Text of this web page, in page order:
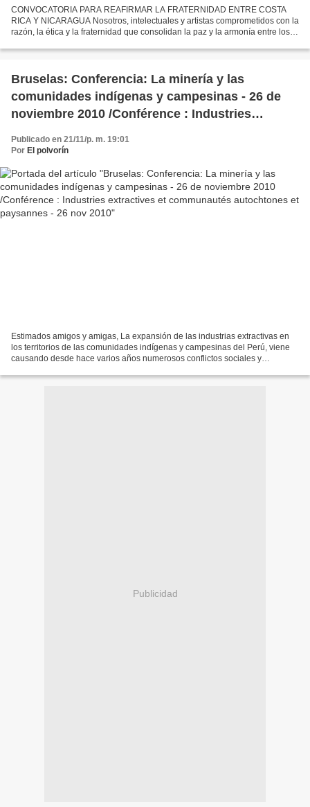
CONVOCATORIA PARA REAFIRMAR LA FRATERNIDAD ENTRE COSTA
RICA Y NICARAGUA Nosotros, intelectuales y artistas comprometidos con la
razón, la ética y la fraternidad que consolidan la paz y la armonía entre los
Bruselas: Conferencia: La minería y las
comunidades indígenas y campesinas - 26 de
noviembre 2010 /Conférence : Industries
paysannes - 26 nov 2010
Publicado en 21/11/p. m. 19:01
Por El polvorín
Estimados amigos y amigas, La expansión de las industrias extractivas en
los territorios de las comunidades indígenas y campesinas del Perú, viene
causando desde hace varios años numerosos conflictos sociales y
Publicidad